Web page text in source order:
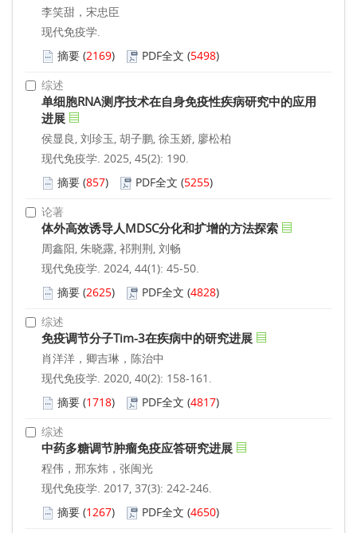
李笑甜，宋忠臣
现代免疫学.
摘要 (2169) PDF全文 (5498)
综述
单细胞RNA测序技术在自身免疫性疾病研究中的应用
进展
侯显良, 刘珍玉, 胡子鹏, 徐玉娇, 廖松柏
现代免疫学. 2025, 45(2): 190.
摘要 (857) PDF全文 (5255)
论著
体外高效诱导人MDSC分化和扩增的方法探索
周鑫阳, 朱晓露, 祁荆荆, 刘畅
现代免疫学. 2024, 44(1): 45-50.
摘要 (2625) PDF全文 (4828)
综述
免疫调节分子Tim-3在疾病中的研究进展
肖洋洋，卿吉琳，陈治中
现代免疫学. 2020, 40(2): 158-161.
摘要 (1718) PDF全文 (4817)
综述
中药多糖调节肿瘤免疫应答研究进展
程伟，邢东炜，张闽光
现代免疫学. 2017, 37(3): 242-246.
摘要 (1267) PDF全文 (4650)